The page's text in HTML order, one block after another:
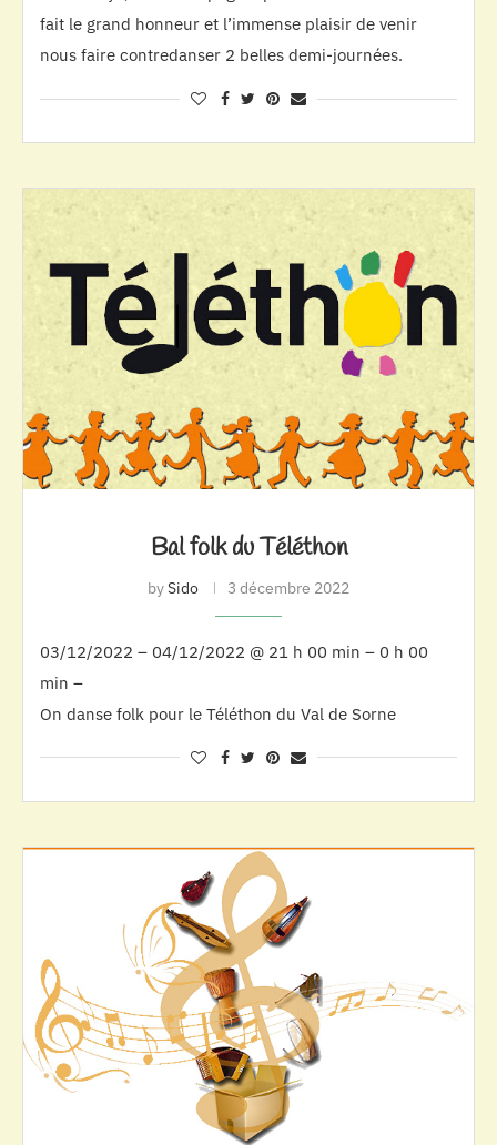
fait le grand honneur et l’immense plaisir de venir
nous faire contredanser 2 belles demi-journées.
Bal folk du Téléthon
bySido 3 décembre 2022
03/12/2022 – 04/12/2022 @ 21 h 00 min – 0 h 00
min –
On danse folk pour le Téléthon du Val de Sorne